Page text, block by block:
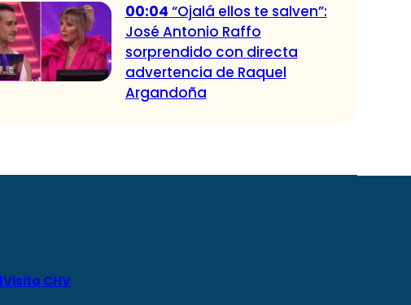
00:04 “Ojalá ellos te salven”:
José Antonio Raffo
sorprendido con directa
advertencia de Raquel
Argandoña
Visita CHV